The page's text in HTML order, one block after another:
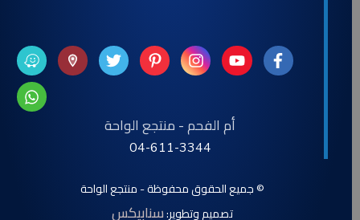
أم الفحم - منتجع الواحة
04-611-3344
© جميع الحقوق محفوظة - منتجع الواحة
تصميم وتطوير:سنابيكس